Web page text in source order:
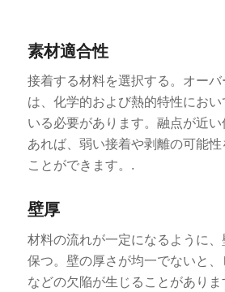
素材適合性
接着する材料を選択する。オー
は、化学的および熱的特性にお
いる必要があります。融点が近
あれば、弱い接着や剥離の可能
ことができます。.
壁厚
材料の流れが一定になるように
保つ。壁の厚さが均一でないと、
などの欠陥が生じることがあり